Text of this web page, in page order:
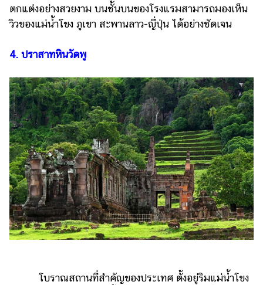
ตกแต่งอย่างสวยงาม บนชั้นบนของโรงแรมสามารถมองเห็น
วิวของแม่น้ำโขง ภูเขา สะพานลาว-ญี่ปุ่น ได้อย่างชัดเจน
4. ปราสาทหินวัดพู
โบราณสถานที่สำคัญของประเทศ ตั้งอยู่ริมแม่น้ำโขง